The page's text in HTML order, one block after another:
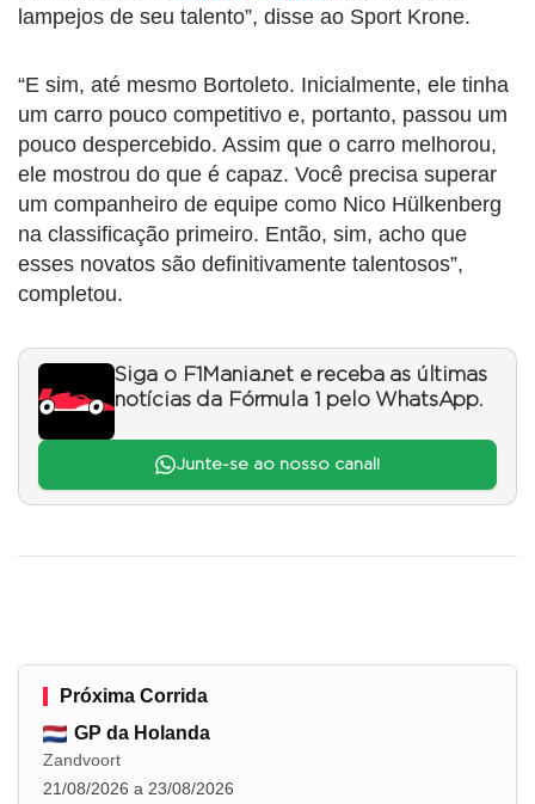
lampejos de seu talento”, disse ao Sport Krone.
“E sim, até mesmo Bortoleto. Inicialmente, ele tinha
um carro pouco competitivo e, portanto, passou um
pouco despercebido. Assim que o carro melhorou,
ele mostrou do que é capaz. Você precisa superar
um companheiro de equipe como Nico Hülkenberg
na classificação primeiro. Então, sim, acho que
esses novatos são definitivamente talentosos”,
completou.
Siga o F1Mania.net e receba as últimas
notícias da Fórmula 1 pelo WhatsApp.
Junte-se ao nosso canal!
Próxima Corrida
GP da Holanda
Zandvoort
21/08/2026 a 23/08/2026